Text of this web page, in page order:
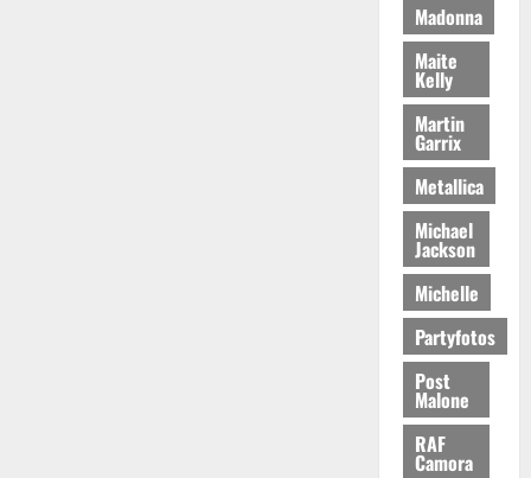
Madonna
Maite
Kelly
Martin
Garrix
Metallica
Michael
Jackson
Michelle
Partyfotos
Post
Malone
RAF
Camora